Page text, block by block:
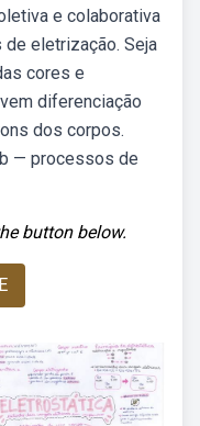
e colaborativa
eletrização. Seja
cores e
diferenciação
dos corpos.
— processos de
button below.